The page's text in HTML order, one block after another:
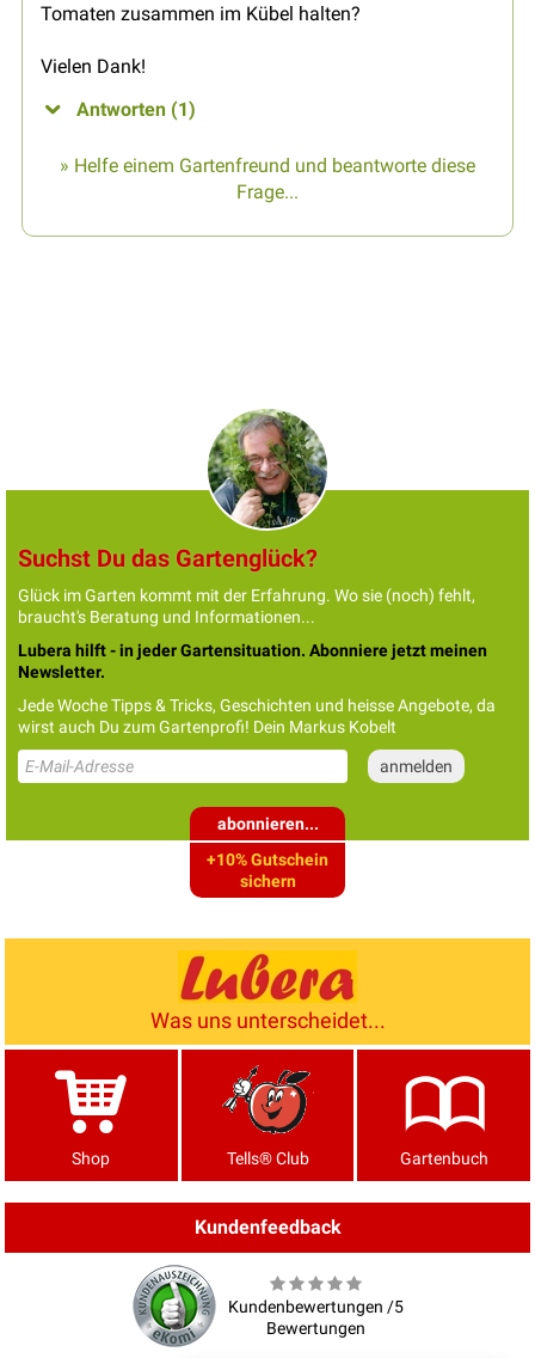
Tomaten zusammen im Kübel halten?
Vielen Dank!
Antworten (1)
» Helfe einem Gartenfreund und beantworte diese
Frage...
Suchst Du das Gartenglück?
Glück im Garten kommt mit der Erfahrung. Wo sie (noch) fehlt,
braucht's Beratung und Informationen...
Lubera hilft - in jeder Gartensituation. Abonniere jetzt meinen
Newsletter.
Jede Woche Tipps & Tricks, Geschichten und heisse Angebote, da
wirst auch Du zum Gartenprofi! Dein Markus Kobelt
abonnieren...
+10% Gutschein
sichern
Was uns unterscheidet...
Shop Tells® Club Gartenbuch
Kundenfeedback
Kundenbewertungen /5
Bewertungen